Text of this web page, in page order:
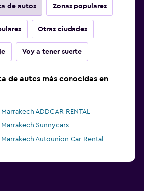
de autos Zonas populares
Otras ciudades
Voy a tener suerte
de autos más conocidas en
ADDCAR RENTAL
Sunnycars
Autounion Car Rental